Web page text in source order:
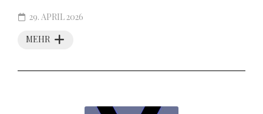
MEHR
29. APRIL 2026